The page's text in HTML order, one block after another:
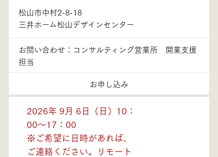
モデルハウス紹介・
オンライン相談 土地を探す 全国エリア情報
松山市中村2-8-18
三井ホーム松山デザインセンター
お問い合わせ：コンサルティング営業所 開業支援
担当
お申し込み
2026年 9月 6日（日）10：
00～17：00
※ご希望に日時があれば、
ご連絡ください。リモート